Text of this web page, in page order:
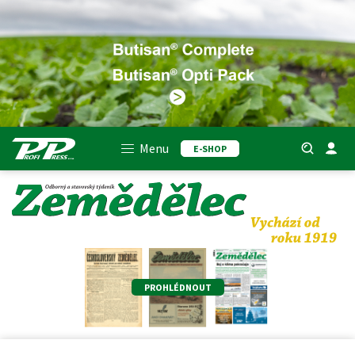
Menu E-SHOP
PROHLÉDNOUT